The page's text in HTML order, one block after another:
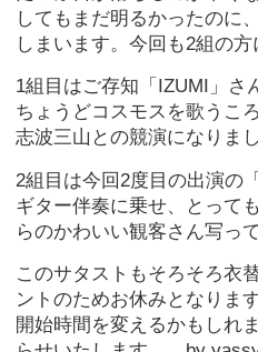
してもまだ明るかったのに
しまいます。今回も2組の
1組目はご存知「IZUMI」さ
ちょうどコスモスを歌うこ
志波三山との競演になりま
2組目は今回2度目の出演の
ギター伴奏に乗せ、とって
らのかわいい観客さん写っ
このサタストもそろそろ衣
ントのためお休みとなりま
開始時間を変えるかもしれ